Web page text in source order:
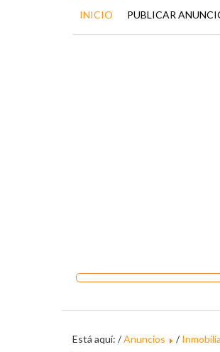
INICIO PUBLICAR
Está aquí: /Anuncios /